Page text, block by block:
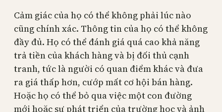
Cảm giác của họ có thể không phải lúc nào
cũng chính xác. Thông tin của họ có thể không
đầy đủ. Họ có thể đánh giá quá cao khả năng
trả tiền của khách hàng và bị đối thủ cạnh
tranh, tức là người có quan điểm khác và đưa
ra giá thấp hơn, cướp mất cơ hội bán hàng.
Hoặc họ có thể bỏ qua việc một con đường
mới hoặc sự phát triển của trường học và ảnh